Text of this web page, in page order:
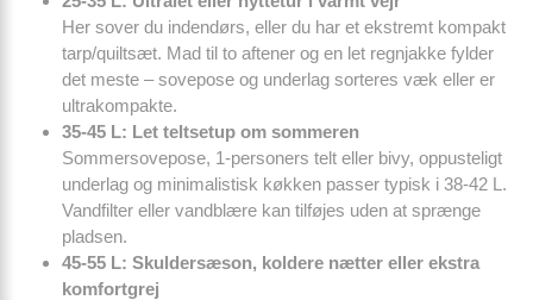
Her sover du indendørs, eller du har et ekstremt kompakt
tarp/quiltsæt. Mad til to aftener og en let regnjakke fylder
det meste – sovepose og underlag sorteres væk eller er
ultrakompakte.
35-45 L: Let teltsetup om sommeren
Sommersovepose, 1-personers telt eller bivy, oppusteligt
underlag og minimalistisk køkken passer typisk i 38-42 L.
Vandfilter eller vandblære kan tilføjes uden at sprænge
pladsen.
45-55 L: Skuldersæson, koldere nætter eller ekstra
komfortgrej